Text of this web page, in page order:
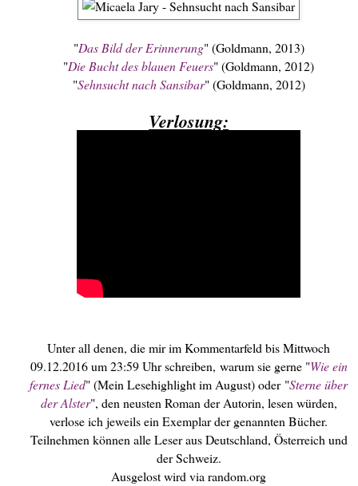
"Das Bild der Erinnerung" (Goldmann, 2013)
"Die Bucht des blauen Feuers" (Goldmann, 2012)
"Sehnsucht nach Sansibar" (Goldmann, 2012)
Verlosung:
Unter all denen, die mir im Kommentarfeld bis Mittwoch
09.12.2016 um 23:59 Uhr schreiben, warum sie gerne "Wie ein
fernes Lied" (Mein Lesehighlight im August) oder"Sterne über
der Alster", den neusten Roman der Autorin, lesen würden,
verlose ich jeweils ein Exemplar der genannten Bücher.
Teilnehmen können alle Leser aus Deutschland, Österreich und
der Schweiz.
Ausgelost wird via random.org